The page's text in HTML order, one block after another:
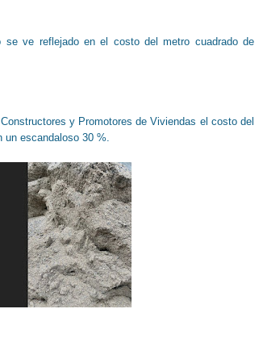
ve reflejado en el costo del metro cuadrado de
y Promotores de Viviendas el costo del
un escandaloso 30 %.